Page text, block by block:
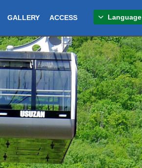
GALLERY ACCESS Language